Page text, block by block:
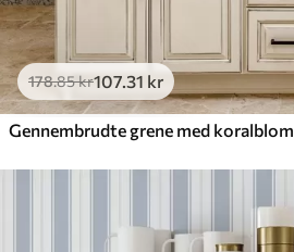
178.85kr107.31 kr